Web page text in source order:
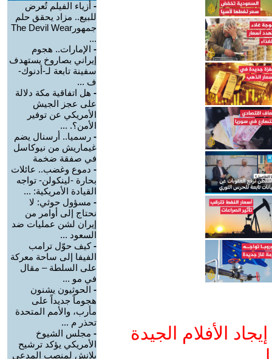
الأفلام الجيدة
- أزياء الفيلم تُعرض
للبيع.. مزاد يحقق حلم
جمهورThe Devil Wear
...
- الإمارات.. هجوم
إيراني بصاروخ يستهدف
سفينة تابعة لـ-أدنوك-
ف ...
- هل اتفاقية مكة دلالة
على عجز الجيش
الأمريكي عن توفير
الأمن؟. ...
- رسميا.. أرسنال يضم
غيماريش من نيوكاسل
في صفقة ضخمة
- دموع وغضب.. عائلات
بحارة -لينكولن- تواجه
القيادة الأمريكية: ...
- مسؤول حوثي: لا
نحتاج إلى أوامر من
إيران لشن عمليات ضد
السعود ...
-كيف حوّل ترامب
الفيفا إلى ساحة معركة
على السلطة – مقال
في مو ...
- الحوثيون يشنون
هجوماً جديداً على
مأرب، والأمم المتحدة
تحذر م ...
- مجلس الشيوخ
الأمريكي يؤكد ترشيح
بلانش لمنصب المدعي